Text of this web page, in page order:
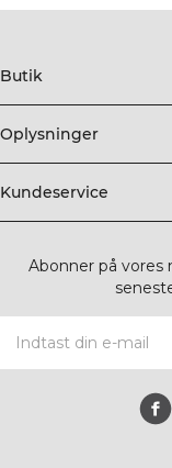
Butik
Oplysninger
Kundeservice
Abonner på vores